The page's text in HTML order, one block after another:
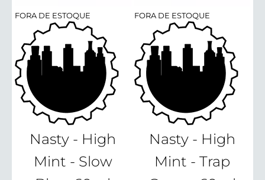
FORA DE ESTOQUE
Nasty - High
Mint - Slow
FORA DE ESTOQUE
Nasty - High
Mint - Trap